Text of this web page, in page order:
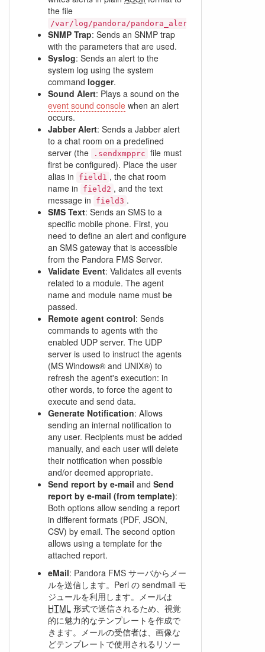
the file
/var/log/pandora/pandora_alert.log
SNMP Trap: Sends an SNMP trap
with the parameters that are used.
Syslog: Sends an alert to the
system log using the system
command logger.
Sound Alert: Plays a sound on the
event sound console when an alert
occurs.
Jabber Alert: Sends a Jabber alert
to a chat room on a predefined
server (the
.sendxmpprc file must
first be configured). Place the user
alias in
field1 , the chat room
name in
field2 , and the text
message in
field3 .
SMS Text: Sends an SMS to a
specific mobile phone. First, you
need to define an alert and configure
an SMS gateway that is accessible
from the Pandora FMS Server.
Validate Event: Validates all events
related to a module. The agent
name and module name must be
passed.
Remote agent control: Sends
commands to agents with the
enabled UDP server. The UDP
server is used to instruct the agents
(MS Windows® and UNIX®) to
refresh the agent's execution: in
other words, to force the agent to
execute and send data.
Generate Notification: Allows
sending an internal notification to
any user. Recipients must be added
manually, and each user will delete
their notification when possible
and/or deemed appropriate.
Send report by e-mail and Send
report by e-mail (from template):
Both options allow sending a report
in different formats (PDF, JSON,
CSV) by email. The second option
allows using a template for the
attached report.
eMail: Pandora FMS サーバからメー
ルを送信します。Perl の sendmail モ
ジュールを利用します。メールは
HTML 形式で送信されるため、視覚
的に魅力的なテンプレートを作成で
きます。メールの受信者は、画像な
どテンプレートで使用されるリソー